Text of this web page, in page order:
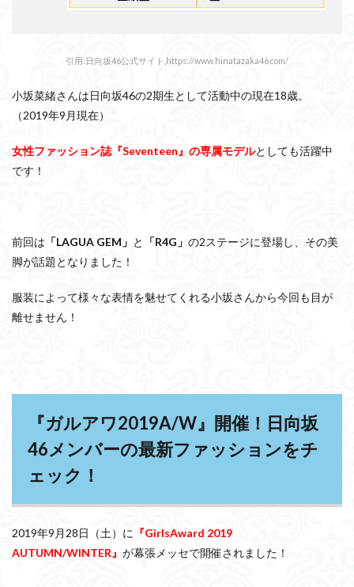
引用:日向坂46公式サイト,https://www.hinatazaka46.com/
小坂菜緒さんは日向坂46の2期生として活動中の現在18歳。
（2019年9月現在）
女性ファッション誌『Seventeen』の専属モデルとしても活躍中
です！
前回は 「LAGUA GEM」 と 「R4G」 の2ステージに登場し、その美
脚が話題となりました！
服装によって様々な表情を魅せてくれる小坂さんから今回も目が
離せません！
『ガルアワ2019A/W』開催！日向坂
46メンバーの最新ファッションをチ
ェック！
2019年9月28日（土）に 『GirlsAward 2019
AUTUMN/WINTER』 が幕張メッセで開催されました！